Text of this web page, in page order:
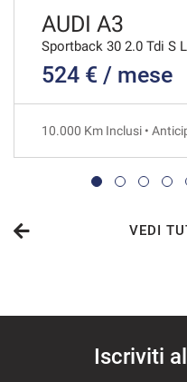
1.033€/mese
36 Mesi
AUDI A3
Sportback 30 2.0 Tdi S
524 € / mese
10.000 Km Inclusi •
VEDI
Iscriviti